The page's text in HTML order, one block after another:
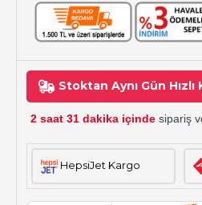
Stoktan Aynı Gün Hızlı
2 saat 31 dakika içinde sipariş
HepsiJet Kargo